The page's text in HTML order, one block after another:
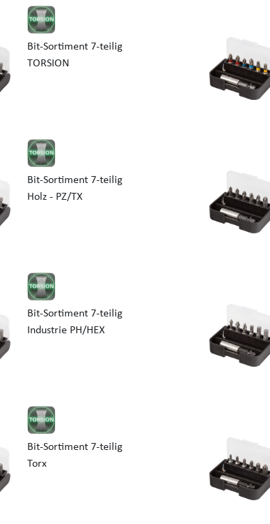
Bit-Sortiment 7-teilig
TORSION
Bit-Sortiment 7-teilig
Holz - PZ/TX
Bit-Sortiment 7-teilig
Industrie PH/HEX
Bit-Sortiment 7-teilig
Torx